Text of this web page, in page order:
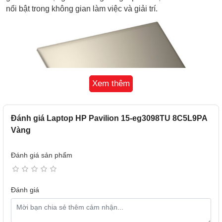
nổi bật trong không gian làm việc và giải trí.
Trải nghiệm màn hình trung thực
Màn hình 15.6 inch FHD (1920 x 1080) của Laptop HP
Pavilion 15-eg3098TU 8C5L9PA có công nghệ IPS cho góc
Xem thêm
Đánh giá Laptop HP Pavilion 15-eg3098TU 8C5L9PA
Vàng
Đánh giá sản phẩm
Đánh giá